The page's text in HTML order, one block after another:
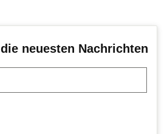
neuesten Nachrichten